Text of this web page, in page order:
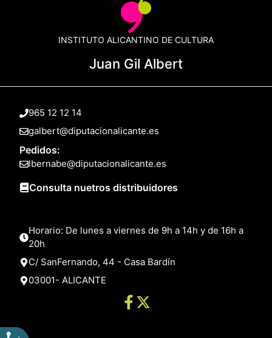
INSTITUTO ALICANTINO DE CULTURA
Juan Gil Albert
965 12 12 14
galbert@diputacionalicante.es
Pedidos:
lbernabe@diputacionalicante.es
Consulta nuetros distribuidores
Horario: De lunes a viernes de 9h a 14h y de 16h a
20h
C/ SanFernando, 44 - Casa Bardín
03001- ALICANTE